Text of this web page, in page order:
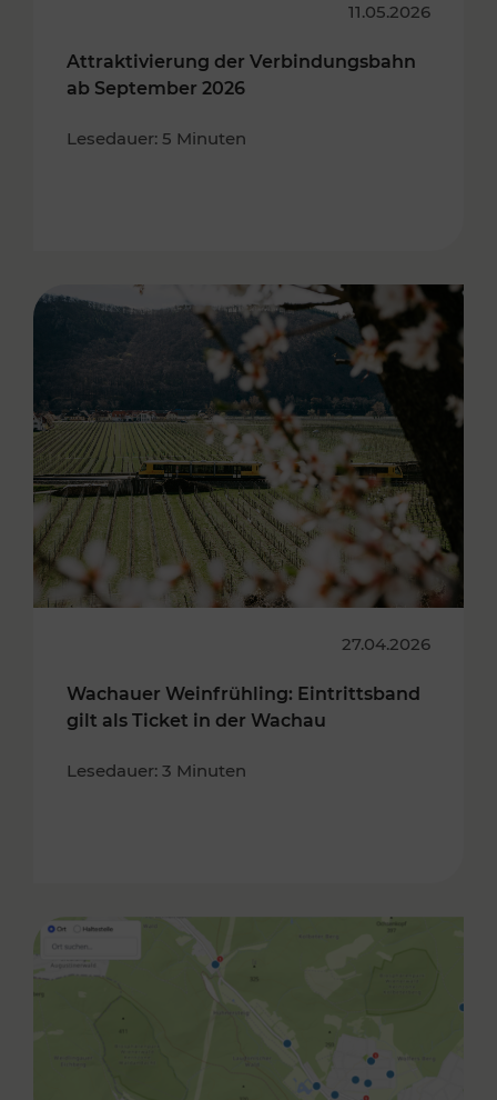
11.05.2026
Attraktivierung der Verbindungsbahn
ab September 2026
Lesedauer: 5 Minuten
27.04.2026
Wachauer Weinfrühling: Eintrittsband
gilt als Ticket in der Wachau
Lesedauer: 3 Minuten